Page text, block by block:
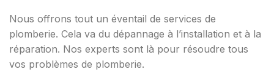
Nous offrons tout un éventail de services de
plomberie. Cela va du dépannage à l’installation et à la
réparation. Nos experts sont là pour résoudre tous
vos problèmes de plomberie.